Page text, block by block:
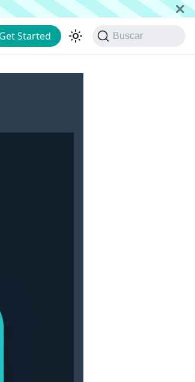
Get Started Buscar